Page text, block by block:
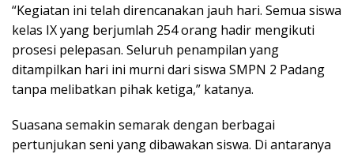
“Kegiatan ini telah direncanakan jauh hari. Semua siswa
kelas IX yang berjumlah 254 orang hadir mengikuti
prosesi pelepasan. Seluruh penampilan yang
ditampilkan hari ini murni dari siswa SMPN 2 Padang
tanpa melibatkan pihak ketiga,” katanya.
Suasana semakin semarak dengan berbagai
pertunjukan seni yang dibawakan siswa. Di antaranya